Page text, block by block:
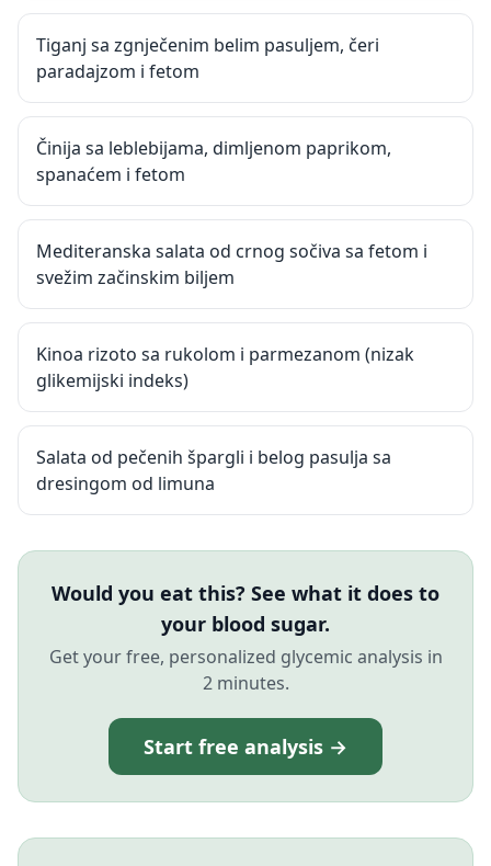
Tiganj sa zgnječenim belim pasuljem, čeri
paradajzom i fetom
Činija sa leblebijama, dimljenom paprikom,
spanaćem i fetom
Mediteranska salata od crnog sočiva sa fetom i
svežim začinskim biljem
Kinoa rizoto sa rukolom i parmezanom (nizak
glikemijski indeks)
Salata od pečenih špargli i belog pasulja sa
dresingom od limuna
Would you eat this? See what it does to
your blood sugar.
Get your free, personalized glycemic analysis in
2 minutes.
Start free analysis →